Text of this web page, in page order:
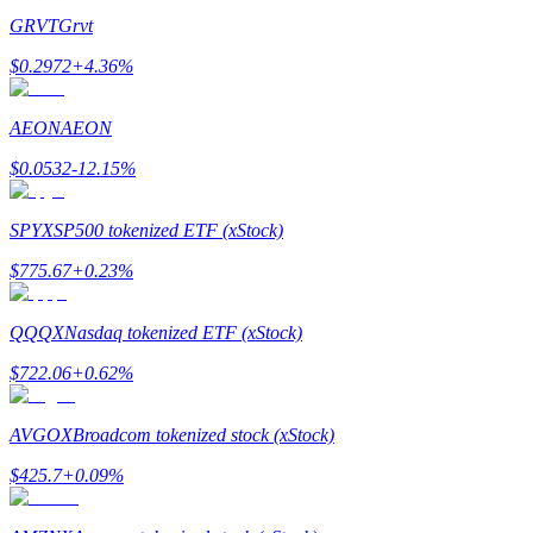
Polecaj
Zaproś przyjaciela, aby otrzymać nagrody pieniężne
BTC Welcome Rewards
GRVTGrvt
$0.2972+4.36%
AEONAEON
$0.0532-12.15%
SPYXSP500 tokenized ETF (xStock)
$775.67+0.23%
QQQXNasdaq tokenized ETF (xStock)
$722.06+0.62%
AVGOXBroadcom tokenized stock (xStock)
$425.7+0.09%